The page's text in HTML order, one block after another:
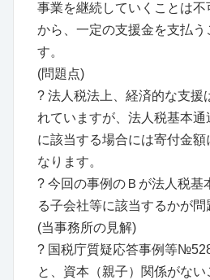
事業を継続していくことは不
から、一定の支援金を支払う
す。
(問題点)
? 法人税法上、経済的な支援
れていますが、法人税基本
に該当する場合には寄付金額
なります。
? 今回の事例のＢが法人税基
る子会社等に該当するかが問
(当事務所の見解)
? 国税庁質疑応答事例等
と、資本（親子）関係がな